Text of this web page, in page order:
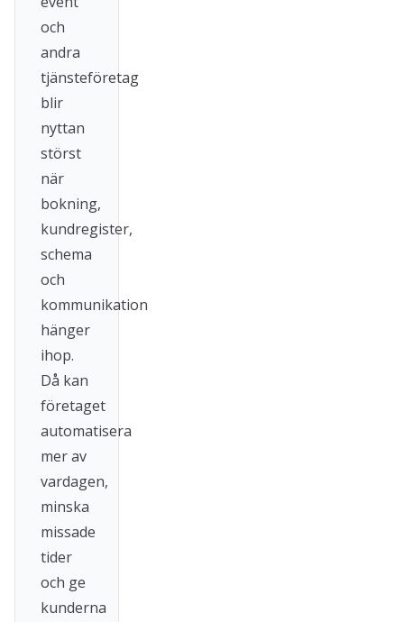
och
andra
tjänsteföretag
blir
nyttan
störst
när
bokning,
kundregister,
schema
och
kommunikation
hänger
ihop.
Då kan
företaget
automatisera
mer av
vardagen,
minska
missade
tider
och ge
kunderna